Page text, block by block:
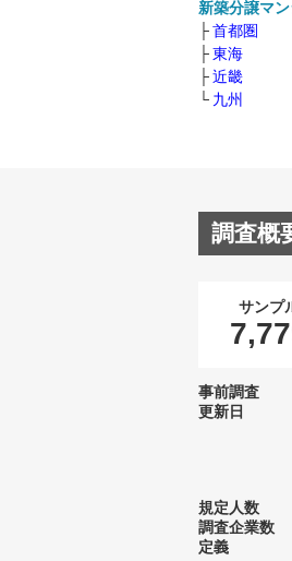
新築分譲マ
首都圏
東海
近畿
九州
調査概
サンプ
事前調査
更新日
規定人数
調査企業数
定義